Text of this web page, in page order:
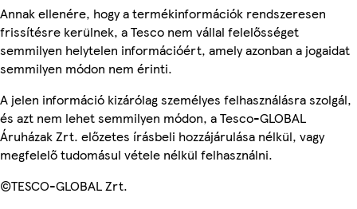
Annak ellenére, hogy a termékinformációk rendszeresen
frissítésre kerülnek, a Tesco nem vállal felelősséget
semmilyen helytelen információért, amely azonban a jogaidat
semmilyen módon nem érinti.
A jelen információ kizárólag személyes felhasználásra szolgál,
és azt nem lehet semmilyen módon, a Tesco-GLOBAL
Áruházak Zrt. előzetes írásbeli hozzájárulása nélkül, vagy
megfelelő tudomásul vétele nélkül felhasználni.
©TESCO-GLOBAL Zrt.